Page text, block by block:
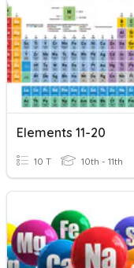
Elements 11-20
10 T 10th - 11th